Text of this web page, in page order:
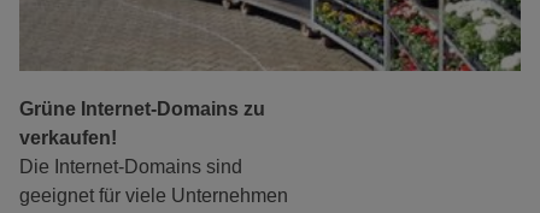
Grüne Internet-Domains zu
verkaufen!
Die Internet-Domains sind
geeignet für viele Unternehmen